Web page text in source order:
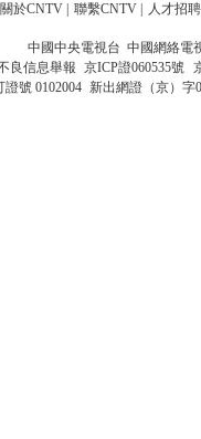
關於CNTV 聯繫CNTV 人才招聘
中國中央電視台 中國網絡電
良信息舉報 京ICP證060535號
號 0102004 新出網證（京）